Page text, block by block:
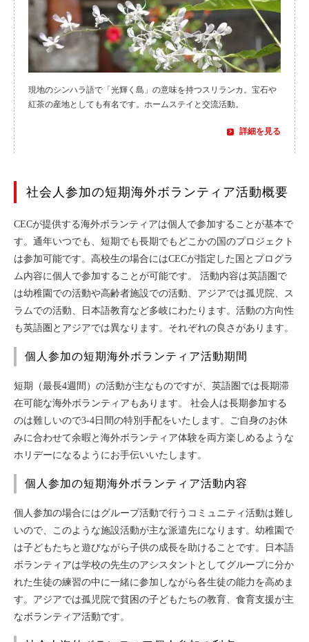
現地のシンハラ語で「光輝く島」の意味を持つスリランカ。宝石や
紅茶の産地としても有名です。ホームステイと交流活動。
詳細を見る
社会人参加の短期海外ボランティア活動概要
CECが提供する海外ボランティアは個人で参加することが基本で
す。通年いつでも、短期でも長期でもどこかの国のプロジェクト
は参加可能です。高校生の場合にはCECが指定した国とプログラ
ム内容に個人で参加することが可能です。 活動内容は英語圏で
は幼稚園での活動や高齢者施設での活動、アジアでは孤児院、ス
ラムでの活動、日本語教育など多岐にわたります。活動の方向性
も英語圏とアジアでは異なります。それぞれの良さがあります。
個人参加の短期海外ボランティア活動期間
短期（最長4週間）の活動が主なものですが、英語圏では長期滞
在可能な海外ボランティアもあります。 社会人は長期参加する
のは難しいので3-4日間の特別手配をいたします。ご自身のお休
みに合わせて余暇と海外ボランティア体験を両方楽しめるような
ホリデーになるようにお手伝いいたします。
個人参加の短期海外ボランティア活動内容
個人参加の場合にはグループ活動で行うコミュニティ活動は難し
いので、このような施設活動が主な派遣先になります。幼稚園で
は子どもたちと遊びながら子供の成長を助けることです。日本語
ボランティアは学校の先生のアシスタントとしてグループに分か
れた生徒の練習の中に一緒に参加しながら各生徒の能力を高めま
す。アジアでは孤児院で貧困の子どもたちの教育、食育支援が主
なボランティア活動です。